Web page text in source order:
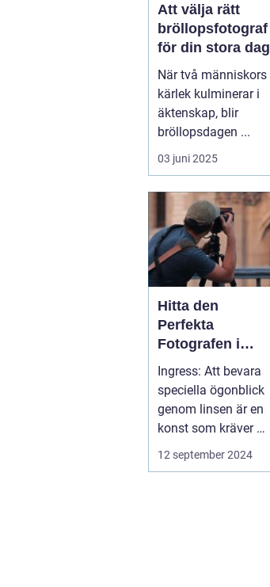
Att välja rätt
bröllopsfotograf
för din stora dag
När två människors
kärlek kulminerar i
äktenskap, blir
bröllopsdagen ...
03 juni 2025
Hitta den
Perfekta
Fotografen i
Stockholm
Ingress: Att bevara
speciella ögonblick
genom linsen är en
konst som kräver ett
12 september 2024